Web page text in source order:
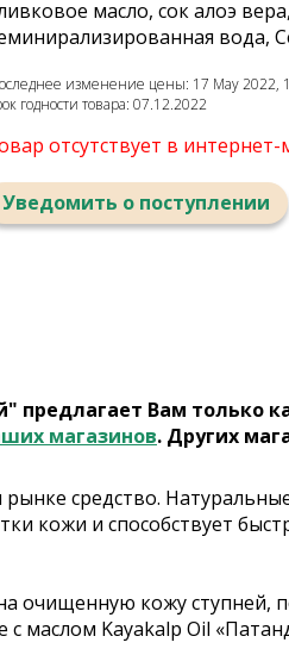
масло, сок алоэ
вода,
изменение цены: 17 May 2022,
годности товара: 07.12.2022
отсутствует в интернет-
Уведомить о поступлении
Вам только
магазинов. Других
средство.
кожи и способствует
очищенную кожу
маслом Kayakalp Oil